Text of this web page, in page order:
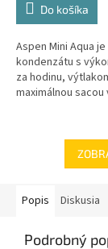
Do košíka
Aspen Mini Aqua
kondenzátu s
za hodinu,
maximálnou sacou
Popis Diskusia
Podrobný